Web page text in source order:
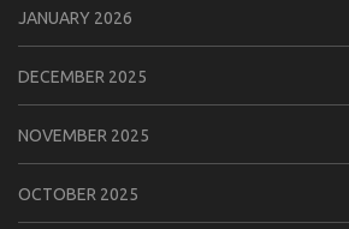
JANUARY 2026
DECEMBER 2025
NOVEMBER 2025
OCTOBER 2025